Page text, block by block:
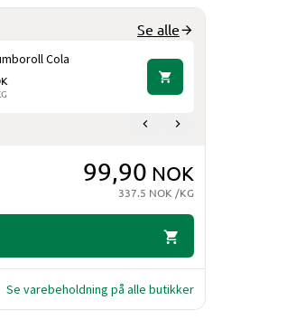
Se alle
Cola
99,90 NOK
337.5 NOK /KG
Se varebeholdning på alle butikker